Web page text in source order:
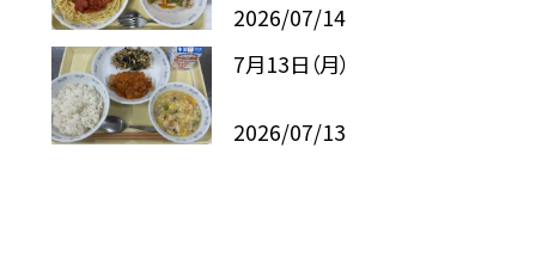
2026/07/14
7月13日（月）
2026/07/13